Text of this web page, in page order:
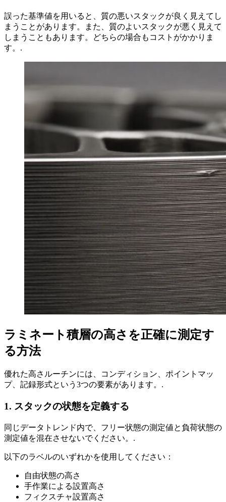
誤った基準値を用いると、質の悪いスタックが良く見えてし
まうことがあります。また、質のよいスタックが悪く見えて
しまうこともあります。どちらの場合もコストがかかりま
す。.
ラミネート積層の高さを正確に測定す
る方法
優れた高さルーチンには、コンディション、ポイントマッ
プ、記録形式という3つの要素があります。.
1. スタックの状態を定義する
同じデータトレンド内で、フリー状態の測定値と負荷状態の
測定値を混在させないでください。.
以下のラベルのいずれかを使用してください：
自由状態の高さ
手作業による設置高さ
フィクスチャ設置高さ